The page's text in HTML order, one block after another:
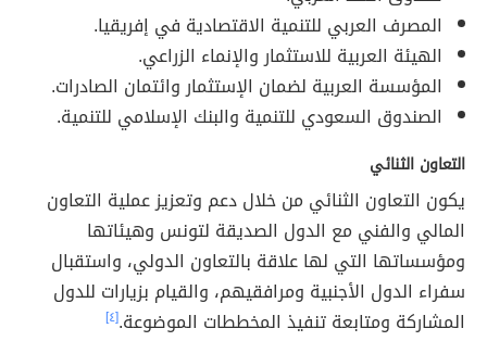
المصرف العربي للتنمية الاقتصادية في إفريقيا.
الهيئة العربية للاستثمار والإنماء الزراعي.
المؤسسة العربية لضمان الإستثمار وائتمان الصادرات.
الصندوق السعودي للتنمية والبنك الإسلامي للتنمية.
التعاون الثنائي
يكون التعاون الثنائي من خلال دعم وتعزيز عملية التعاون
المالي والفني مع الدول الصديقة لتونس وهيئاتها
ومؤسساتها التي لها علاقة بالتعاون الدولي، واستقبال
سفراء الدول الأجنبية ومرافقيهم، والقيام بزيارات للدول
المشاركة ومتابعة تنفيذ المخططات الموضوعة.[٤]